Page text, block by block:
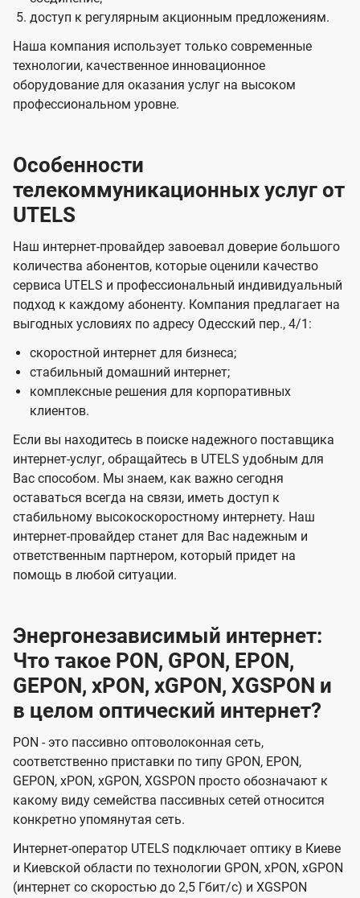
доступ к регулярным акционным предложениям.
Наша компания использует только современные
технологии, качественное инновационное
оборудование для оказания услуг на высоком
профессиональном уровне.
Особенности
телекоммуникационных услуг от
UTELS
Наш интернет-провайдер завоевал доверие большого
количества абонентов, которые оценили качество
сервиса UTELS и профессиональный индивидуальный
подход к каждому абоненту. Компания предлагает на
выгодных условиях по адресу Одесский пер., 4/1:
скоростной интернет для бизнеса;
стабильный домашний интернет;
комплексные решения для корпоративных
клиентов.
Если вы находитесь в поиске надежного поставщика
интернет-услуг, обращайтесь в UTELS удобным для
Вас способом. Мы знаем, как важно сегодня
оставаться всегда на связи, иметь доступ к
стабильному высокоскоростному интернету. Наш
интернет-провайдер станет для Вас надежным и
ответственным партнером, который придет на
помощь в любой ситуации.
Энергонезависимый интернет:
Что такое PON, GPON, EPON,
GEPON, xPON, xGPON, XGSPON и
в целом оптический интернет?
PON - это пассивно оптоволоконная сеть,
соответственно приставки по типу GPON, EPON,
GEPON, xPON, xGPON, XGSPON просто обозначают к
какому виду семейства пассивных сетей относится
конкретно упомянутая сеть.
Интернет-оператор UTELS подключает оптику в Киеве
и Киевской области по технологии GPON, xPON, xGPON
(интернет со скоростью до 2,5 Гбит/с) и XGSPON